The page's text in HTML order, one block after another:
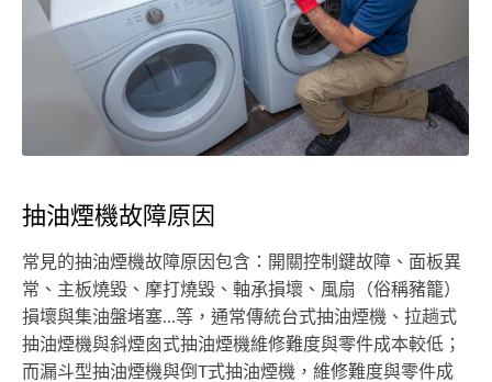
抽油煙機故障原因
常見的抽油煙機故障原因包含：開關控制鍵故障、面板異
常、主板燒毀、摩打燒毀、軸承損壞、風扇（俗稱豬籠）
損壞與集油盤堵塞...等，通常傳統台式抽油煙機、拉趟式
抽油煙機與斜煙囪式抽油煙機維修難度與零件成本較低；
而漏斗型抽油煙機與倒T式抽油煙機，維修難度與零件成